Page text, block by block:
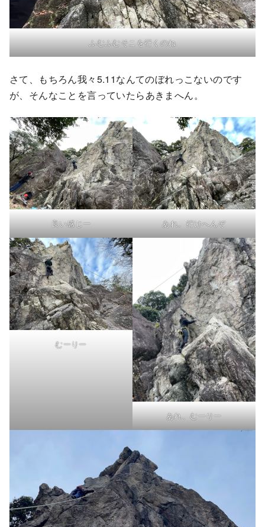
ふむふむそこを行くのね
さて、もちろん我々5.11なんてのぼれっこないのです
が、そんなことを言っていたらあきまへん。
良い感じー あれ、行けへんぞ
むーりー
あれ、むーりー